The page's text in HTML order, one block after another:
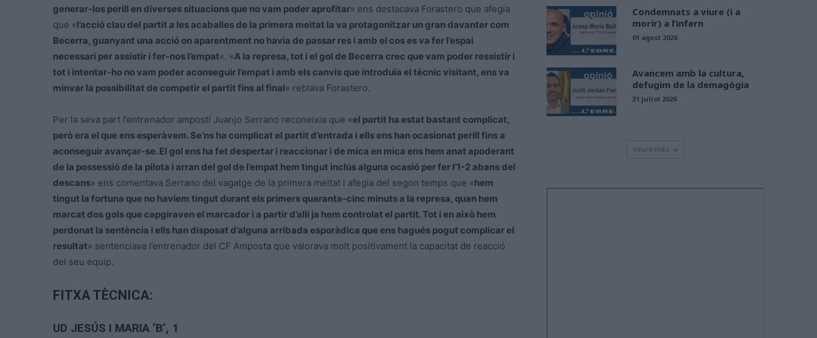
generar-los perill en diverses situacions que no vam poder aprofitar» ens destacava Forastero que afegia
que «l’acció clau del partit a les acaballes de la primera meitat la va protagonitzar un gran davanter com
Becerra, guanyant una acció on aparentment no havia de passar res i amb el cos es va fer l’espai
necessari per assistir i fer-nos l’empat«. «A la represa, tot i el gol de Becerra crec que vam poder ressistir i
tot i intentar-ho no vam poder aconseguir l’empat i amb els canvis que introduïa el tècnic visitant, ens va
minvar la possibilitat de competir el partit fins al final» reblava Forastero.
Per la seva part l’entrenador ampostí Juanjo Serrano reconeixia que «el partit ha estat bastant complicat,
però era el que ens esperàvem. Se’ns ha complicat el partit d’entrada i ells ens han ocasionat perill fins a
aconseguir avançar-se. El gol ens ha fet despertar i reaccionar i de mica en mica ens hem anat apoderant
de la possessió de la pilota i arran del gol de l’empat hem tingut inclús alguna ocasió per fer l’1-2 abans del
descans» ens comentava Serrano del vagatge de la primera meitat i afegia del segon temps que «hem
tingut la fortuna que no havíem tingut durant els primers quaranta-cinc minuts a la represa, quan hem
marcat dos gols que capgiraven el marcador i a partir d’allí ja hem controlat el partit. Tot i en això hem
perdonat la sentència i ells han disposat d’alguna arribada esporàdica que ens hagués pogut complicar el
resultat» sentenciava l’entrenador del CF Amposta que valorava molt positivament la capacitat de reacció
del seu equip.
FITXA TÈCNICA:
UD JESÚS I MARIA ‘B’, 1
Condemnats a viure (i a
morir) a l’infern
01 agost 2026
Avancem amb la cultura,
defugim de la demagògia
31 juliol 2026
Veure més